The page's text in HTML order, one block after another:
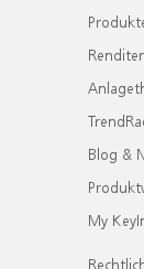
Blog &
My